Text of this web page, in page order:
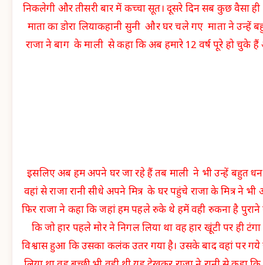
निकलेगी और तीसरी बार में कच्चा सूत। दूसरे दिन सब कुछ वैसा ही
माता का डोरा लियाकहानी सुनी और घर चले गए माता ने उन्हें
राजा ने बाग के माली से कहा कि अब हमारे 12 वर्ष पूरे हो चुके
इसलिए अब हम अपने घर जा रहे हैं तब माली ने भी उन्हें बहुत धन
वहां से राजा रानी सीधे अपने मित्र के घर पहुंचे राजा के मित्र ने
फिर राजा ने कहा कि जहां हम पहले रुके थे हमें वही रुकना है
कि जो हार पहले मोर ने निगल लिया था वह हार खूंटी पर ही
विश्वास हुआ कि उसका कलंक उतर गया है। उसके बाद वहां पर गये